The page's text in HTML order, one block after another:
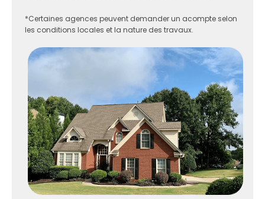
*Certaines agences peuvent demander un acompte selon
les conditions locales et la nature des travaux.